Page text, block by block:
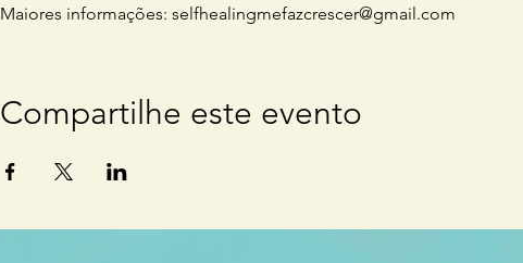
Maiores informações: selfhealingmefazcrescer@gmail.com
Compartilhe este evento